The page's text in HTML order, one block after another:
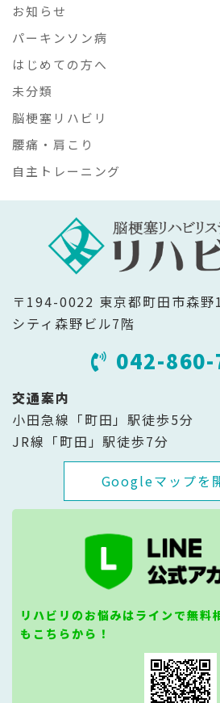
お知らせ
パーキンソン病
はじめての方へ
未分類
脳梗塞リハビリ
腰痛・肩こり
自主トレーニング
〒194-0022 東京都町田市森
シティ森野ビル7階
042-
交通案内
小田急線「町田」駅徒歩5分
JR線「町田」駅徒歩7分
Googleマップを
リハビリのお悩みはラインで無料
もこちらから！